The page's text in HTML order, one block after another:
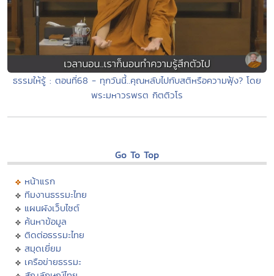
ธรรมให้รู้ : ตอนที่68 - ทุกวันนี้..คุณหลับไปกับสติหรือความฟุ้ง? โดย
พระมหาวรพรต กิตติวโร
Go To Top
หน้าแรก
ทีมงานธรรมะไทย
แผนผังเว็บไซต์
ค้นหาข้อมูล
ติดต่อธรรมะไทย
สมุดเยี่ยม
เครือข่ายธรรมะ